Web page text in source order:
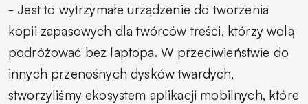
- Jest to wytrzymałe urządzenie do tworzenia
kopii zapasowych dla twórców treści, którzy wolą
podróżować bez laptopa. W przeciwieństwie do
innych przenośnych dysków twardych,
stworzyliśmy ekosystem aplikacji mobilnych, które